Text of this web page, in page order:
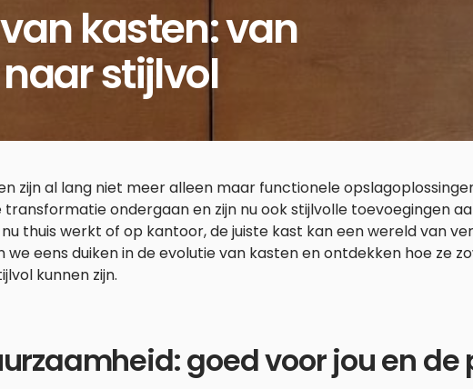
kasten: van
stijlvol
zijn al lang niet meer alleen maar functionele
transformatie ondergaan en zijn nu ook stijlvolle toevoegingen
thuis werkt of op kantoor, de juiste kast kan een wereld van
we eens duiken in de evolutie van kasten en ontdekken hoe ze
kunnen zijn.
goed voor jou en de